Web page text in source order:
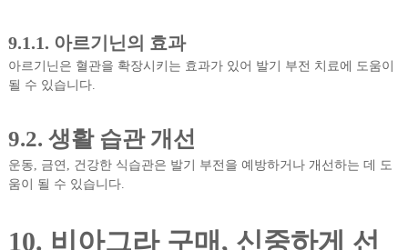
9.1.1. 아르기닌의 효과
아르기닌은 혈관을 확장시키는 효과가 있어 발기 부전 치료에 도움이
될 수 있습니다.
9.2. 생활 습관 개선
운동, 금연, 건강한 식습관은 발기 부전을 예방하거나 개선하는 데 도
움이 될 수 있습니다.
10. 비아그라 구매, 신중하게 선